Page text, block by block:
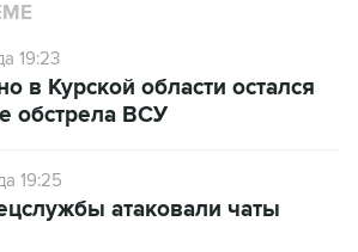
19:23
в Курской области остался
обстрела ВСУ
19:25
атаковали чаты